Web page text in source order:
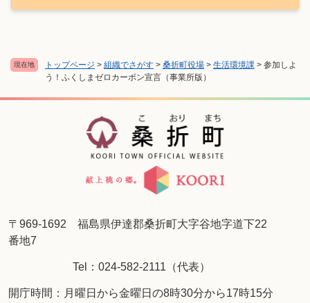
現在地 トップページ > 組織でさがす > 桑折町役場 > 生活環境課 > 参加しよ
う！ふくしまゼロカーボン宣言（事業所版）
〒969-1692 福島県伊達郡桑折町大字谷地字道下22
番地7
Tel：024-582-2111（代表）
開庁時間：月曜日から金曜日の8時30分から17時15分